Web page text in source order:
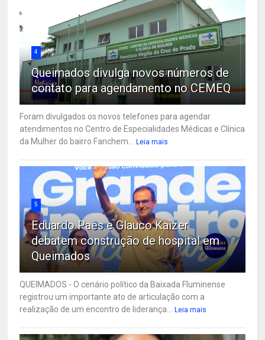
4
Queimados divulga novos números de
contato para agendamento no CEMEQ
Foram divulgados os novos telefones para agendar
atendimentos no Centro de Especialidades Médicas e Clínica
da Mulher do bairro Fanchem...
Leia mais
5
Eduardo Paes e Glauco Kaizer
debatem construção de hospital em
Queimados
QUEIMADOS - O cenário político da Baixada Fluminense
registrou um importante ato de articulação com a
realização de um encontro de liderança...
Leia mais